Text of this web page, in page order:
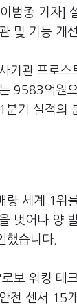
범종 기자]
및 기능 개
기관 프로
9583억원
분기 실적의
량 세계 1위
벗어나 양
했습니다.
보 워킹 테
전 센서 15